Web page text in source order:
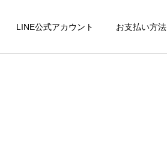
LINE公式アカウント お支払い方法